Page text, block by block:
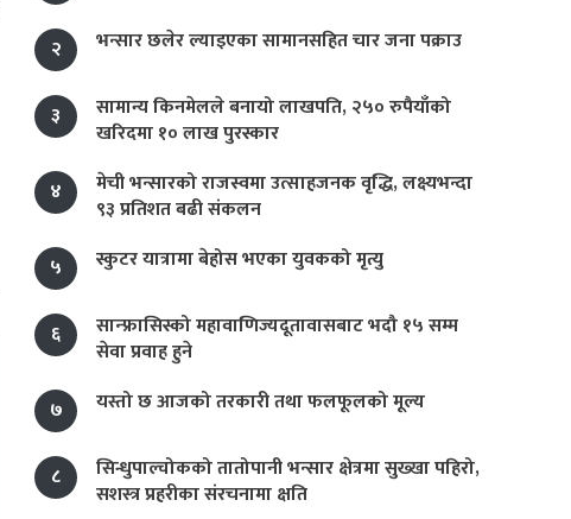
२ भन्सार छलेर ल्याइएका सामानसहित चार जना पक्राउ
३
सामान्य किनमेलले बनायो लाखपति, २५० रुपैयाँको
खरिदमा १० लाख पुरस्कार
४
मेची भन्सारको राजस्वमा उत्साहजनक वृद्धि, लक्ष्यभन्दा
९३ प्रतिशत बढी संकलन
५
स्कुटर यात्रामा बेहोस भएका युवकको मृत्यु
६
सान्फ्रासिस्को महावाणिज्यदूतावासबाट भदौ १५ सम्म
सेवा प्रवाह हुने
७
यस्तो छ आजको तरकारी तथा फलफूलको मूल्य
८
सिन्धुपाल्चोकको तातोपानी भन्सार क्षेत्रमा सुख्खा पहिरो,
सशस्त्र प्रहरीका संरचनामा क्षति